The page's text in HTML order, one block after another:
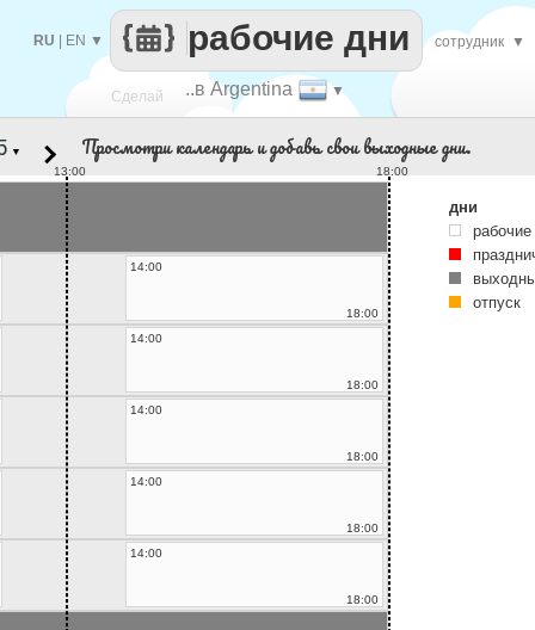
Сделай ..в Argentina ▼
рабочие дни
RU EN ▼ сотрудник ▼
▼ Просмотри календарь и добавь свои выходные дни.
13:00 18:00
14:00
18:00
14:00
18:00
14:00
18:00
14:00
18:00
14:00
18:00
дни
отпуск